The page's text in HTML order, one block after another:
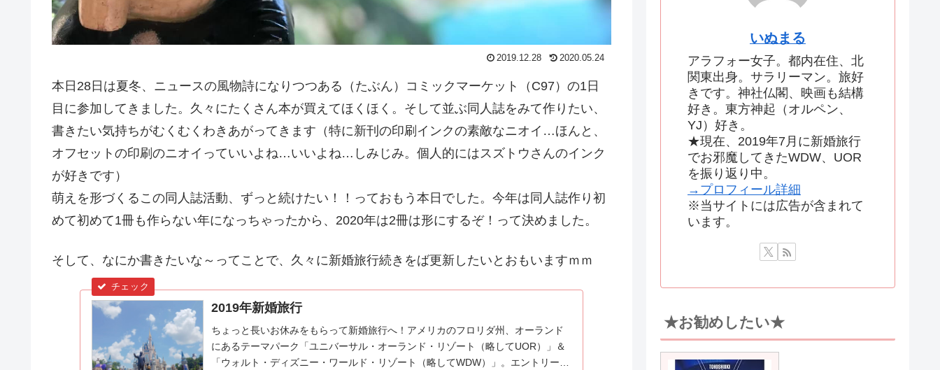
2019.12.28 2020.05.24
本日28日は夏冬、ニュースの風物詩になりつつある（たぶん）コミックマーケット（C97）の1日
目に参加してきました。久々にたくさん本が買えてほくほく。そして並ぶ同人誌をみて作りたい、
書きたい気持ちがむくむくわきあがってきます（特に新刊の印刷インクの素敵なニオイ…ほんと、
オフセットの印刷のニオイっていいよね…いいよね…しみじみ。個人的にはスズトウさんのインク
が好きです）
萌えを形づくるこの同人誌活動、ずっと続けたい！！っておもう本日でした。今年は同人誌作り初
めて初めて1冊も作らない年になっちゃったから、2020年は2冊は形にするぞ！って決めました。
そして、なにか書きたいな～ってことで、久々に新婚旅行続きをば更新したいとおもいますｍｍ
2019年新婚旅行
ちょっと長いお休みをもらって新婚旅行へ！アメリカのフロリダ州、オーランド
にあるテーマパーク「ユニバーサル・オーランド・リゾート（略してUOR）」＆
「ウォルト・ディズニー・ワールド・リゾート（略してWDW）」。エントリー記
いぬまる
アラフォー女子。都内在住、北
関東出身。サラリーマン。旅好
きです。神社仏閣、映画も結構
好き。東方神起（オルペン、
YJ）好き。
★現在、2019年7月に新婚旅行
でお邪魔してきたWDW、UOR
を振り返り中。
→プロフィール詳細
※当サイトには広告が含まれて
います。
★お勧めしたい★